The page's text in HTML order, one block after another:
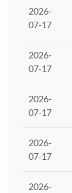
2026-
07-17
2026-
07-17
2026-
07-17
2026-
07-17
2026-